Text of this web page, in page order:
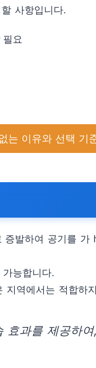
사항입니다.
필요
는 이유와 선택 기
발하여 공기를
능합니다.
역에서는 적합하
효과를 제공하